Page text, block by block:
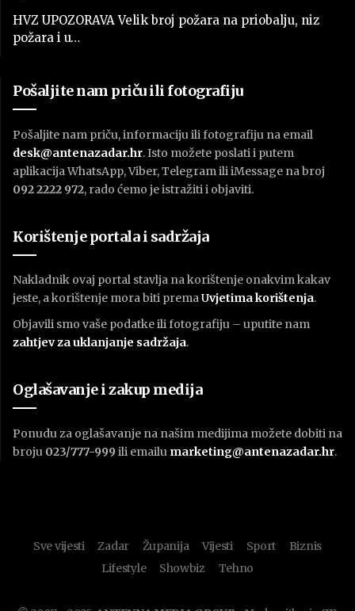
HVZ UPOZORAVA Velik broj požara na priobalju, niz
požara i u…
Pošaljite nam priču ili fotografiju
Pošaljite nam priču, informaciju ili fotografiju na email
desk@antenazadar.hr. Isto možete poslati i putem
aplikacija WhatsApp, Viber, Telegram ili iMessage na broj
092 2222 972, rado ćemo je istražiti i objaviti.
Korištenje portala i sadržaja
Nakladnik ovaj portal stavlja na korištenje onakvim kakav
jeste, a korištenje mora biti premaUvjetima korištenja.
Objavili smo vaše podatke ili fotografiju – uputite nam
zahtjev za uklanjanje sadržaja.
Oglašavanje i zakup medija
Ponudu za oglašavanje na našim medijima možete dobiti na
broju 023/777-999 ili emailu marketing@antenazadar.hr.
Sve vijesti Zadar Županija Vijesti Sport
Biznis
Lifestyle
Showbiz Tehno